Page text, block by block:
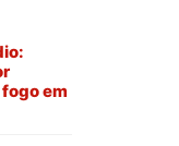
em